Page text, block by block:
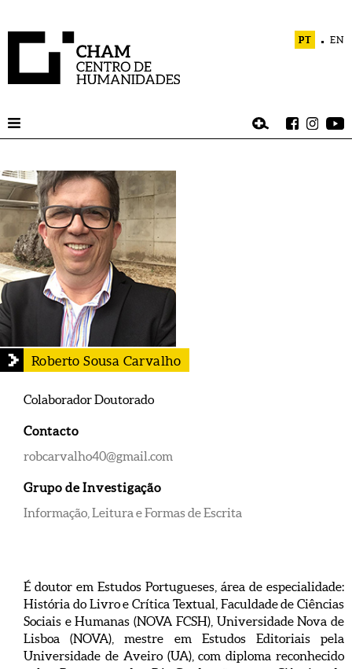
PT EN
Roberto Sousa Carvalho
Colaborador Doutorado
Contacto
robcarvalho40@gmail.com
Grupo de Investigação
Informação, Leitura e Formas de Escrita
É doutor em Estudos Portugueses, área de especialidade:
História do Livro e Crítica Textual, Faculdade de Ciências
Sociais e Humanas (NOVA FCSH), Universidade Nova de
Lisboa (NOVA), mestre em Estudos Editoriais pela
Universidade de Aveiro (UA), com diploma reconhecido